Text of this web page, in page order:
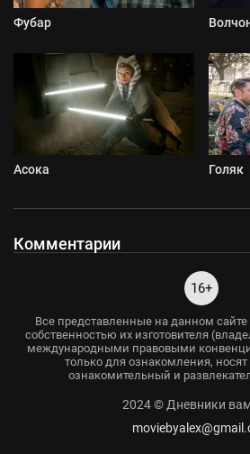
Фубар
Асока Голяк
Комментарии
16+
Все представленные на данном
собственностью их изготовителя
международными правовыми
только для ознакомления,
ознакомительный и
2024 © Дневники